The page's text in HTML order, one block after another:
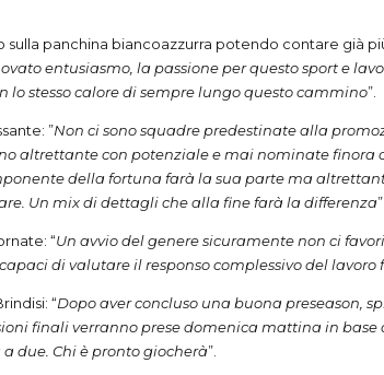
panchina biancoazzurra potendo contare già
entusiasmo, la passione per questo sport e
lo stesso calore di sempre lungo questo cammino”.
”Non ci sono squadre predestinate alla
altrettante con potenziale e mai nominate finora
della fortuna farà la sua parte ma
Un mix di dettagli che alla fine farà la differenza”.
“Un avvio del genere sicuramente non ci
di valutare il responso complessivo del
“Dopo aver concluso una buona preseason,
finali verranno prese domenica mattina in
due. Chi è pronto giocherà”.